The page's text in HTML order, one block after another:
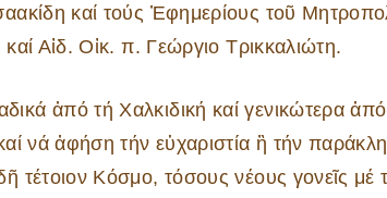
καί τούς Ἐφημερίους τοῦ
Αἰδ. Οἰκ. π. Γεώργιο Τρικκαλιώτη.
ἀπό τή Χαλκιδική καί γενικώτερα
νά ἀφήση τήν εὐχαριστία ἢ τήν
τέτοιον Κόσμο, τόσους νέους γονεῖς μέ